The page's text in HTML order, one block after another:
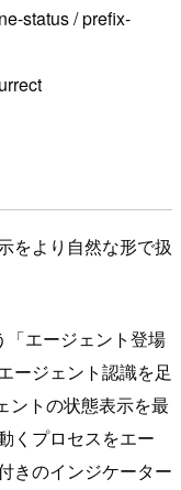
status / prefix-
をより自然な形で扱
「エージェント登場
ージェント認識を足
ントの状態表示を最
くプロセスをエー
きのインジケーター